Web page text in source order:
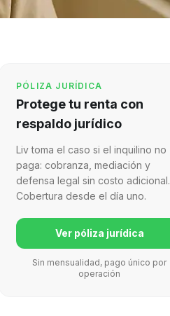
PÓLIZA JURÍDICA
Protege tu renta con
respaldo jurídico
Liv toma el caso si el inquilino no
paga: cobranza, mediación y
defensa legal sin costo adicional.
Cobertura desde el día uno.
Ver póliza jurídica
Sin mensualidad, pago único por
operación